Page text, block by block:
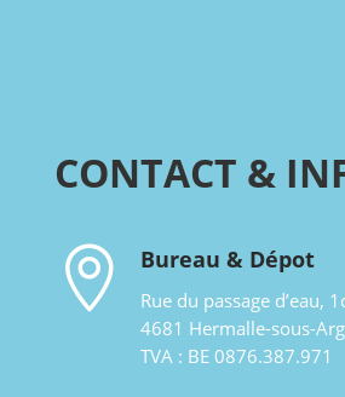
CONTACT &
 Bureau & Dépot
Rue du passage d’eau,
4681 Hermalle-sous-
TVA : BE 0876.387.971